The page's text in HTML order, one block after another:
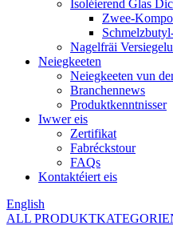
Isoléierend Glas
Zwee-
Nagelfräi
Neiegkeeten
Neiegkeeten vun
Branchennews
Produktkenntnisser
Iwwer eis
Zertifikat
Fabréckstour
FAQs
Kontaktéiert eis
English
ALL